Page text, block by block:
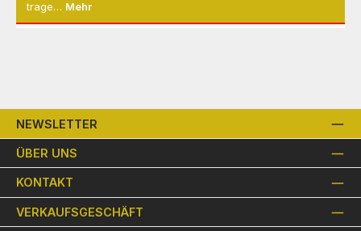
trage… Mehr
NEWSLETTER
ÜBER UNS
KONTAKT
VERKAUFSGESCHÄFT